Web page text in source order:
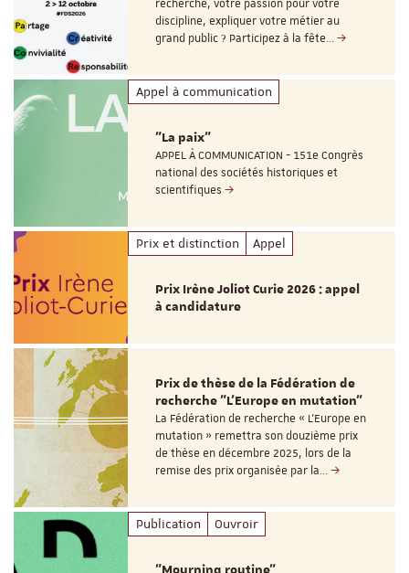
recherche, votre passion pour votre
discipline, expliquer votre métier au
grand public ? Participez à la fête…
Appel à communication
"La paix"
APPEL À COMMUNICATION - 151e Congrès
national des sociétés historiques et
scientifiques
Prix et distinction Appel
Prix Irène Joliot Curie 2026 : appel
à candidature
Prix de thèse de la Fédération de
recherche "L’Europe en mutation"
La Fédération de recherche « L’Europe en
mutation » remettra son douzième prix
de thèse en décembre 2025, lors de la
remise des prix organisée par la…
Publication Ouvroir